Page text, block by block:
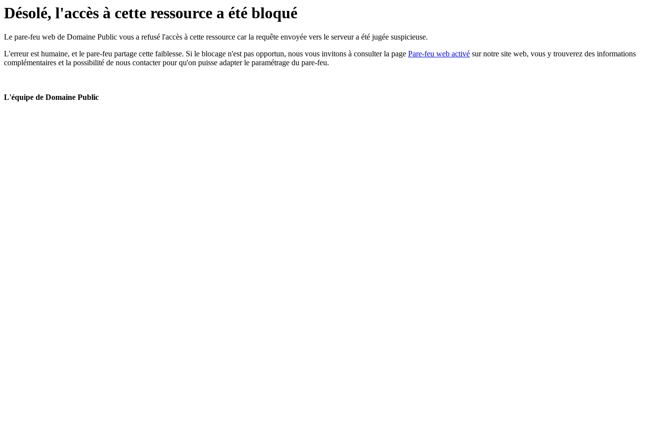
Désolé, l'accès à cette ressource a été bloqué
Le pare-feu web de Domaine Public vous a refusé l'accès à cette ressource car la requête envoyée vers le serveur a été jugée suspicieuse.
L'erreur est humaine, et le pare-feu partage cette faiblesse. Si le blocage n'est pas opportun, nous vous invitons à consulter la page Pare-feu web activé sur notre site web, vous y trouverez des informations
complémentaires et la possibilité de nous contacter pour qu'on puisse adapter le paramétrage du pare-feu.
L'équipe de Domaine Public